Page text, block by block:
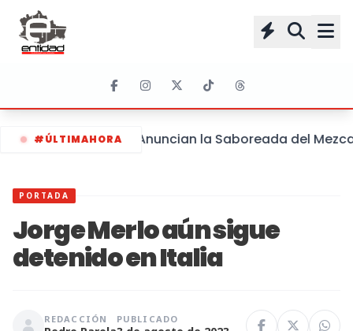
#ÚLTIMAHORA Anuncian la Saboreada del
PORTADA
Jorge Merlo aún sigue
detenido en Italia
REDACCIÓN PUBLICADO